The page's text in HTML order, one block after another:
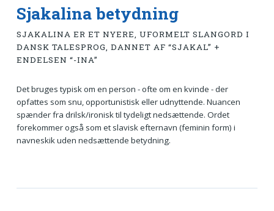
Sjakalina betydning
SJAKALINA ER ET NYERE, UFORMELT SLANGORD I
DANSK TALESPROG, DANNET AF “SJAKAL” +
ENDELSEN “-INA”
Det bruges typisk om en person - ofte om en kvinde - der
opfattes som snu, opportunistisk eller udnyttende. Nuancen
spænder fra drilsk/ironisk til tydeligt nedsættende. Ordet
forekommer også som et slavisk efternavn (feminin form) i
navneskik uden nedsættende betydning.